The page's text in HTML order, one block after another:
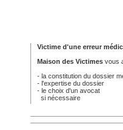
Victime d'une erreur
Maison des Victimes vous
- la constitution du dossier
- l'expertise du dossier
- le choix d'un avocat
si nécessaire